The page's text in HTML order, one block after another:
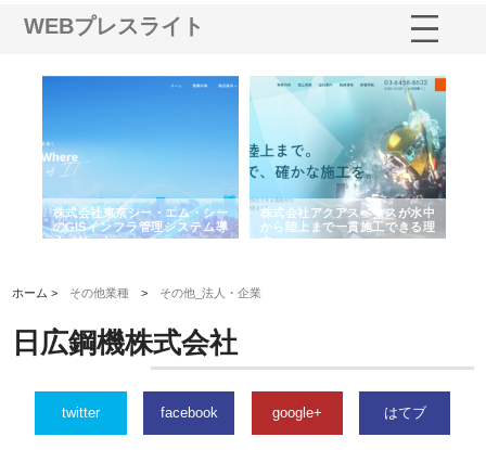
WEBプレスライト
株式会社東京シー・エム・シー
のGISインフラ管理システム導
入メリット
株式会社アクアスペースが水中
から陸上まで一貫施工できる理
由
ホーム > その他業種 > その他_法人・企業
日広鋼機株式会社
twitter facebook google+ はてブ